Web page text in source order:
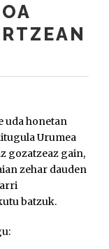
uda honetan
Urumea
gozatzeaz gain,
zehar dauden
batzuk.